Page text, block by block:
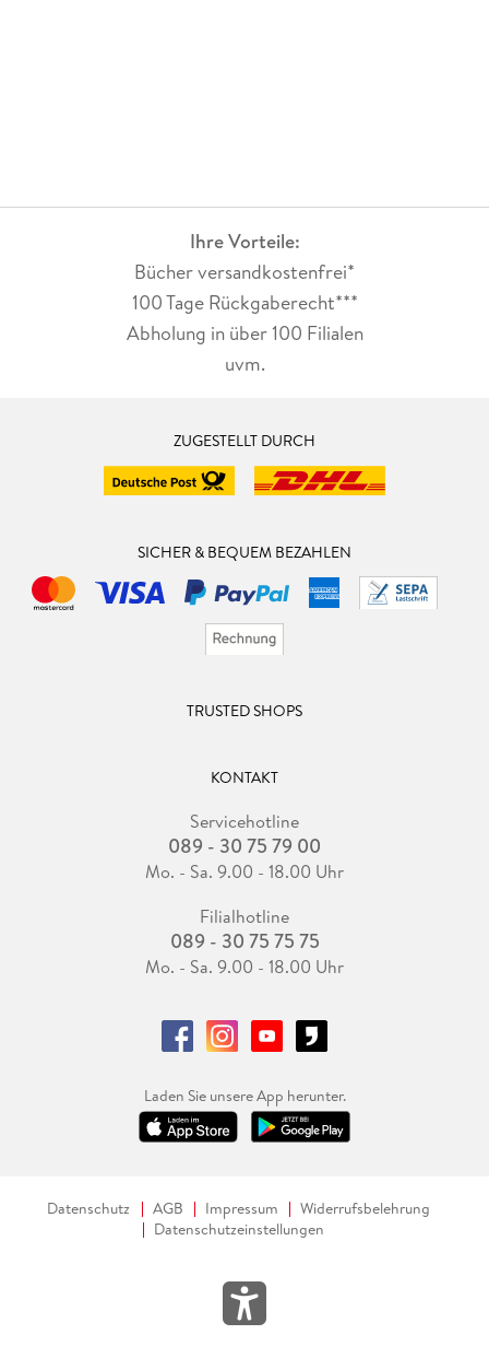
Ihre Vorteile:
Bücher versandkostenfrei*
100 Tage Rückgaberecht***
Abholung in über 100 Filialen
uvm.
ZUGESTELLT DURCH
SICHER & BEQUEM BEZAHLEN
TRUSTED SHOPS
KONTAKT
Servicehotline
089 - 30 75 79 00
Mo. - Sa. 9.00 - 18.00 Uhr
Filialhotline
089 - 30 75 75 75
Mo. - Sa. 9.00 - 18.00 Uhr
Laden Sie unsere App herunter.
Datenschutz AGB Impressum
Widerrufsbelehrung
Datenschutzeinstellungen